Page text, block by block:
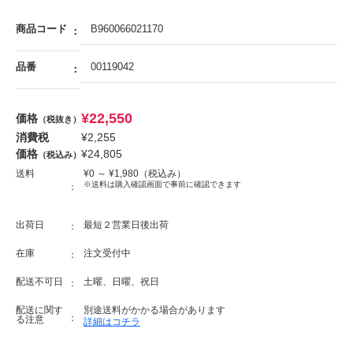
商品コード B960066021170
品番 00119042
価格 （税抜き） ¥22,550
消費税 ¥2,255
価格 （税込み） ¥24,805
送料 ¥0 ～ ¥1,980 （税込み）
※送料は購入確認画面で事前に確認できます
出荷日 最短２営業日後出荷
在庫 注文受付中
配送不可日 土曜、日曜、祝日
配送に関す
る注意
別途送料がかかる場合があります
詳細はコチラ